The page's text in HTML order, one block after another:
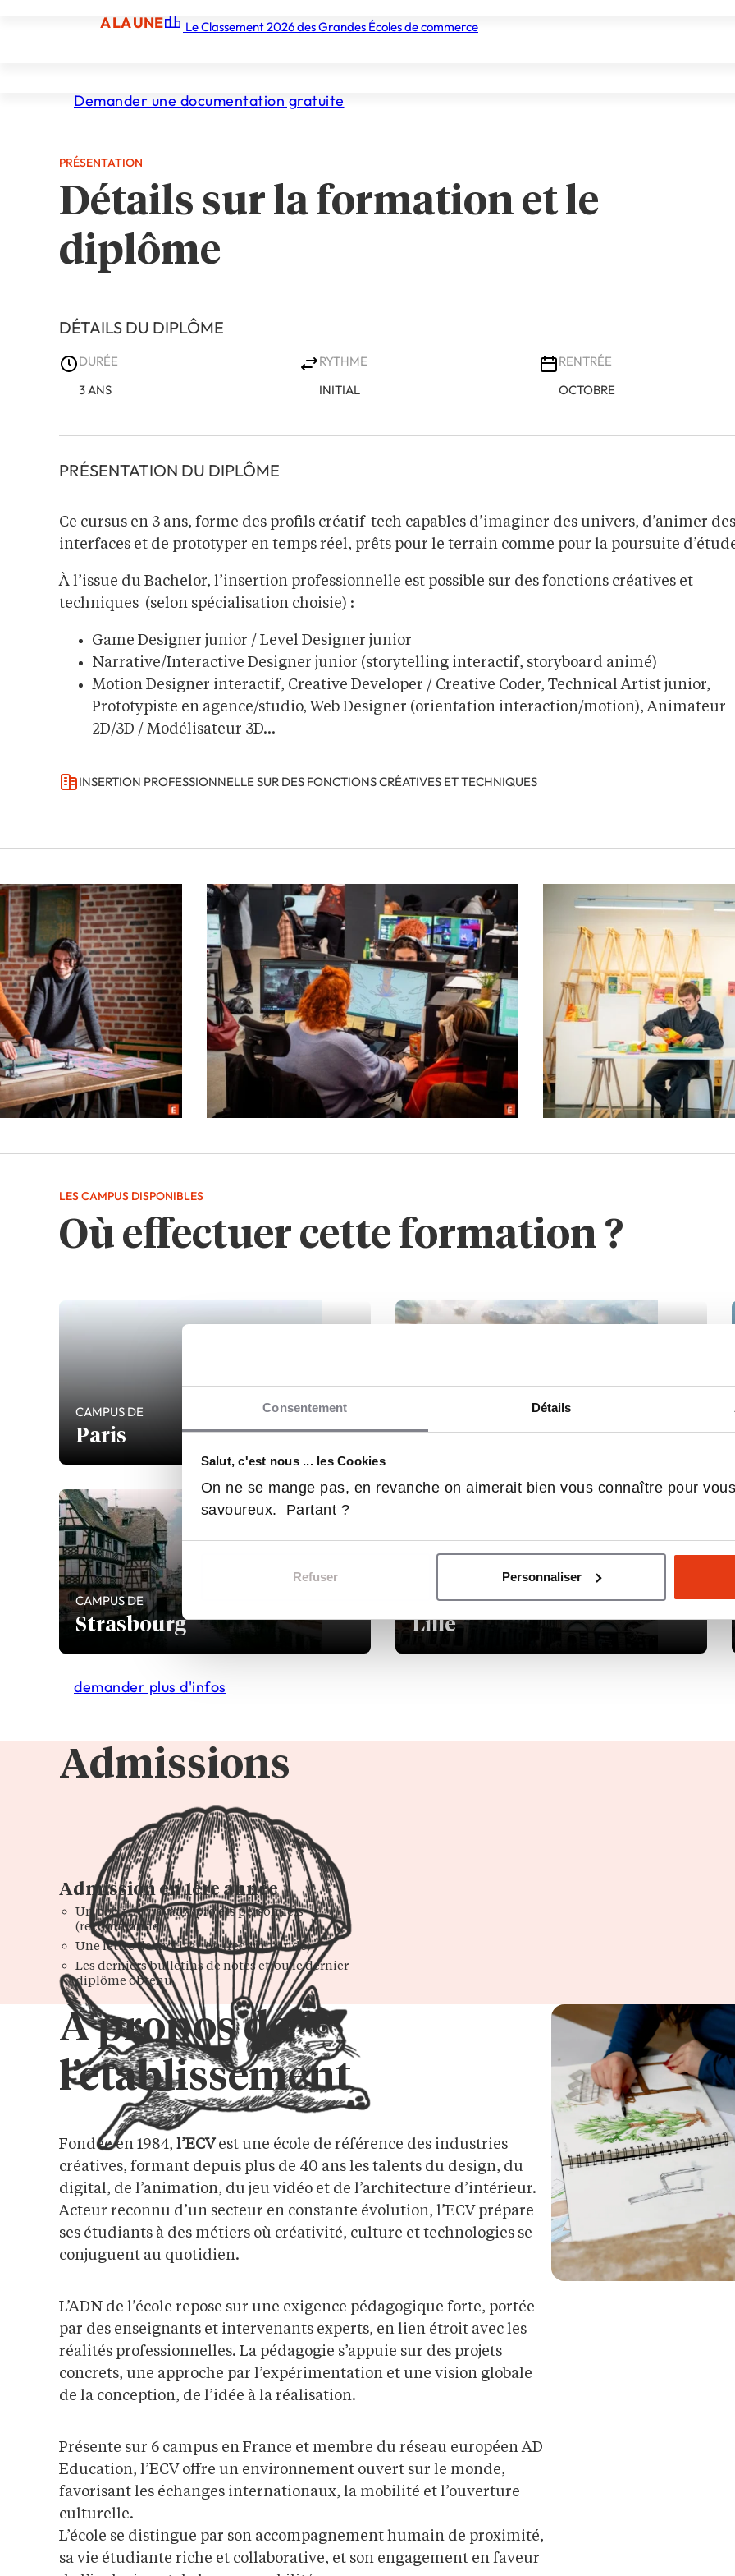
Consentement Détails
Salut, c'est nous ... les Cookies
On ne se mange pas, en revanche on aimerait bien vous connaître pour
savoureux. Partant ?
Refuser Personnaliser
À LA UNE Le Classement 2026 des Grandes Écoles de commerce
Design
Demander une documentation gratuite
PRÉSENTATION
Détails sur la formation et le
diplôme
DÉTAILS DU DIPLÔME
DURÉE
3 ANS
RYTHME
INITIAL
RENTRÉE
OCTOBRE
PRÉSENTATION DU DIPLÔME
Ce cursus en 3 ans, forme des profils créatif-tech capables d’imaginer des univers, d’animer des
interfaces et de prototyper en temps réel, prêts pour le terrain comme pour la poursuite
À l’issue du Bachelor, l’insertion professionnelle est possible sur des fonctions créatives et
techniques (selon spécialisation choisie) :
Game Designer junior / Level Designer junior
Narrative/Interactive Designer junior (storytelling interactif, storyboard animé)
Motion Designer interactif, Creative Developer / Creative Coder, Technical Artist junior,
Prototypiste en agence/studio, Web Designer (orientation interaction/motion), Animateur
2D/3D / Modélisateur 3D…
INSERTION PROFESSIONNELLE SUR DES FONCTIONS CRÉATIVES ET TECHNIQUES
Où effectuer cette formation ?
LES CAMPUS DISPONIBLES
CAMPUS DE
Paris Bordeaux
CAMPUS DE
Strasbourg
CAMPUS DE
Lille
demander plus d'infos
Admissions
Admission en 1ère année
Un book de travaux/projets personnels
(recommandé
Une lettre de motivation (recommandé)
Les derniers bulletins de notes et/ou le dernier
diplôme obtenu
À propos de
l’établissement
Fondée en 1984, l’ECV est une école de référence des industries
créatives, formant depuis plus de 40 ans les talents du design, du
digital, de l’animation, du jeu vidéo et de l’architecture d’intérieur.
Acteur reconnu d’un secteur en constante évolution, l’ECV prépare
ses étudiants à des métiers où créativité, culture et technologies se
conjuguent au quotidien.
L’ADN de l’école repose sur une exigence pédagogique forte, portée
par des enseignants et intervenants experts, en lien étroit avec les
réalités professionnelles. La pédagogie s’appuie sur des projets
concrets, une approche par l’expérimentation et une vision globale
de la conception, de l’idée à la réalisation.
Présente sur 6 campus en France et membre du réseau européen AD
Education, l’ECV offre un environnement ouvert sur le monde,
favorisant les échanges internationaux, la mobilité et l’ouverture
culturelle.
L’école se distingue par son accompagnement humain de proximité,
sa vie étudiante riche et collaborative, et son engagement en faveur